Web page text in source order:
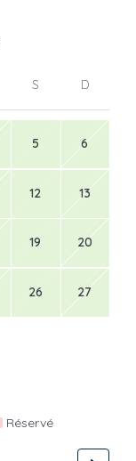
S D
5 6
12 13
19 20
26 27
Réservé